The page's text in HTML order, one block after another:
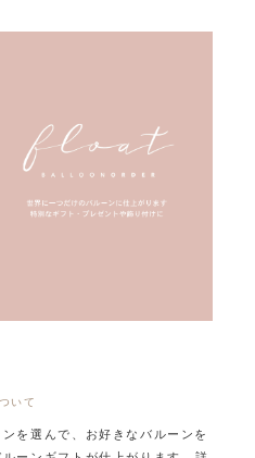
いて
を選んで、お好きなバルーンを